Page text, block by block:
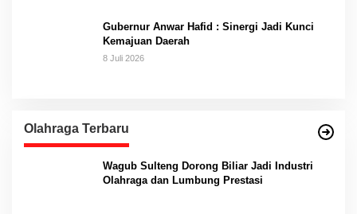
Gubernur Anwar Hafid : Sinergi Jadi Kunci
Kemajuan Daerah
8 Juli 2026
Olahraga Terbaru
Wagub Sulteng Dorong Biliar Jadi Industri
Olahraga dan Lumbung Prestasi